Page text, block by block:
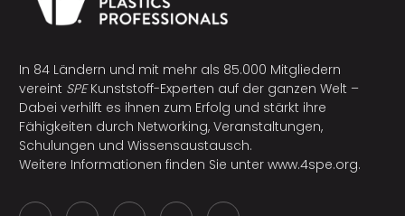
In 84 Ländern und mit mehr als 85.000 Mitgliedern
vereint SPEKunststoff-Experten auf der ganzen Welt –
Dabei verhilft es ihnen zum Erfolg und stärkt ihre
Fähigkeiten durch Networking, Veranstaltungen,
Schulungen und Wissensaustausch.
Weitere Informationen finden Sie unter www.4spe.org.